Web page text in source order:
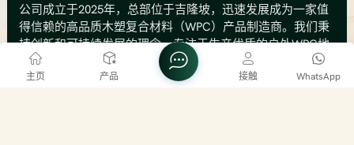
公司成立于2025年，总部位于吉隆坡，迅速发展成为一家值
得信赖的高品质木塑复合材料（WPC）产品制造商。我们秉
持创新和可持续发展的理念，专注于生产优质的户外WPC地
板、墙板和围栏解决方案。我们先进的生产设施拥有12条生
产线，年产能高达8000公吨，相当于总产值500万美元。这
主页 产品 WhatsApp
接触